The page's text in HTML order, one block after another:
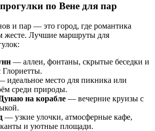
по Вене для пар
и пар — это город, где романтика
жесте. Лучшие маршруты для
— аллеи, фонтаны, скрытые беседки и
Глориетты.
идеальное место для пикника или
среди природы.
на корабле — вечерние круизы с
— узкие улочки, атмосферные кафе,
и уютные площади.